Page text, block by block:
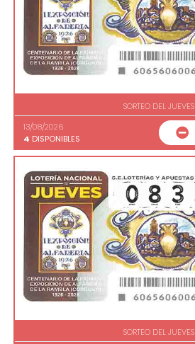
SORTEO DEL JUEVES
13/08/2026
4 DISPONIBLES
SORTEO DEL JUEVES